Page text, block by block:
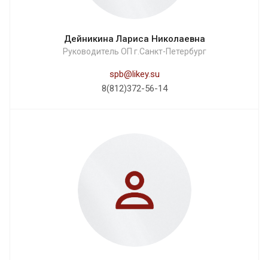
Дейникина Лариса Николаевна
Руководитель ОП г.Санкт-Петербург
spb@likey.su
8(812)372-56-14